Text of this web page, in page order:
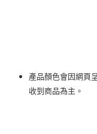
產品顏色會因網頁
收到商品為主。